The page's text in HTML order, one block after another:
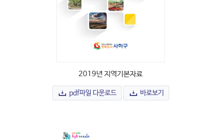
2019년 지역기본자료
pdf파일 다운로드 바로보기